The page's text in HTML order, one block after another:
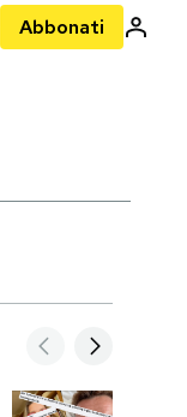
Abbonati